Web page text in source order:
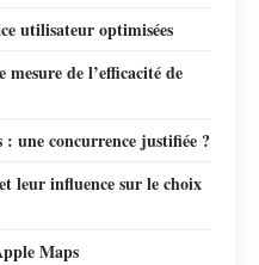
utilisateur optimisées
de l’efficacité de
: une concurrence justifiée ?
leur influence sur le choix
Maps